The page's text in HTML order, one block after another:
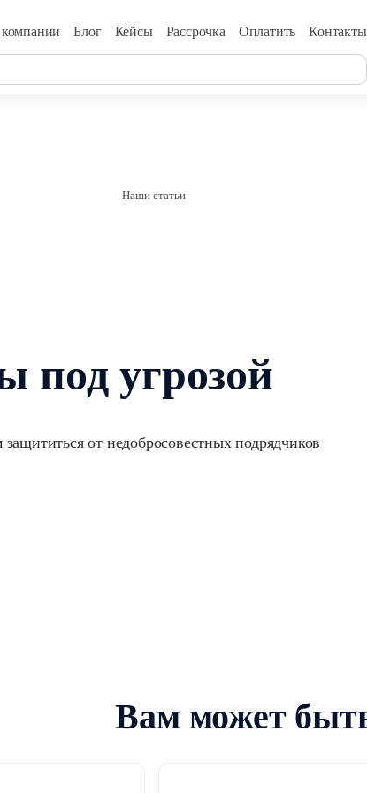
Блог Кейсы Рассрочка Оплатить
Контакты
Наши статьи
под угрозой
от недобросовестных подрядчиков
Вам может